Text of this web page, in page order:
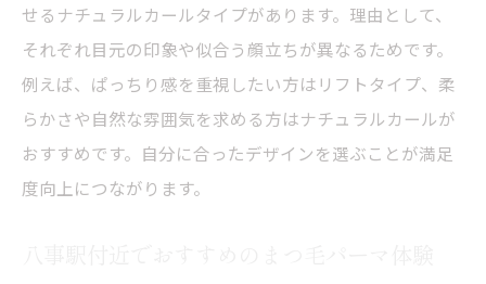
せるナチュラルカールタイプがあります。理由として、
それぞれ目元の印象や似合う顔立ちが異なるためです。
例えば、ぱっちり感を重視したい方はリフトタイプ、柔
らかさや自然な雰囲気を求める方はナチュラルカールが
おすすめです。自分に合ったデザインを選ぶことが満足
度向上につながります。